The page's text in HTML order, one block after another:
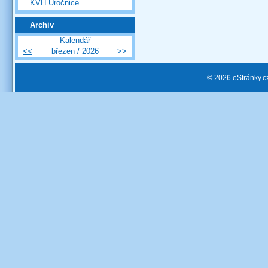
KVH Úročnice
Archiv
Kalendář
<<
březen / 2026 >>
© 2026